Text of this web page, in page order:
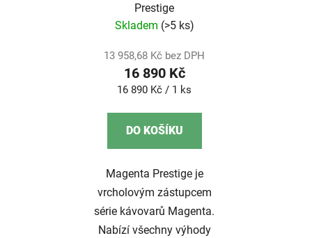
Prestige
Skladem (>5 ks)
13 958,68 Kč bez DPH
16 890 Kč
Měrná
16 890 Kč / 1 ks
DO KOŠÍKU
Magenta Prestige je
vrcholovým zástupcem
série kávovarů Magenta.
Nabízí všechny výhody